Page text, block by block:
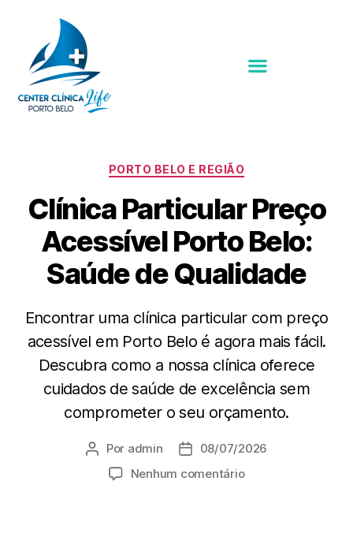
PORTO BELO E REGIÃO
Clínica Particular Preço
Acessível Porto Belo:
Saúde de Qualidade
Encontrar uma clínica particular com preço
acessível em Porto Belo é agora mais fácil.
Descubra como a nossa clínica oferece
cuidados de saúde de excelência sem
comprometer o seu orçamento.
Por admin
08/07/2026
Nenhum comentário